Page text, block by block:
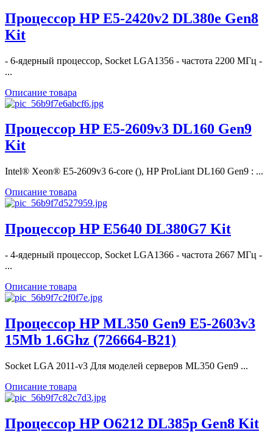
Процессор HP E5-2420v2 DL380e Gen8
Kit
- 6-ядерный процессор, Socket LGA1356 - частота 2200 МГц -
...
Описание товара
Процессор HP E5-2609v3 DL160 Gen9
Kit
Intel® Xeon® E5-2609v3 6-core (), HP ProLiant DL160 Gen9 : ...
Описание товара
Процессор HP E5640 DL380G7 Kit
- 4-ядерный процессор, Socket LGA1366 - частота 2667 МГц -
...
Описание товара
Процессор HP ML350 Gen9 E5-2603v3
15Mb 1.6Ghz (726664-B21)
Socket LGA 2011-v3 Для моделей серверов ML350 Gen9 ...
Описание товара
Процессор HP O6212 DL385p Gen8 Kit